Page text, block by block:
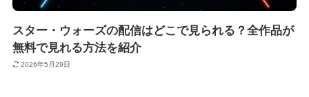
スター・ウォーズの配信はどこで見られる？全作品が
無料で見れる方法を紹介
2026年5月29日